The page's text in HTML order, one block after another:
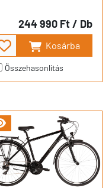
244 990 Ft/ Db
Kosárba
Összehasonlítás